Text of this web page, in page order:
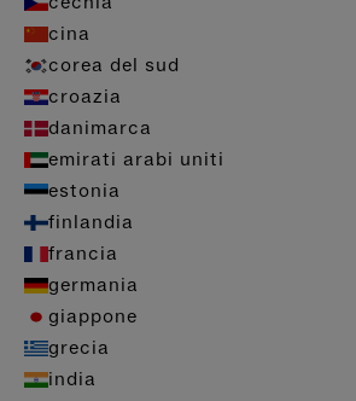
cina
corea del sud
croazia
danimarca
emirati arabi uniti
estonia
finlandia
francia
germania
giappone
grecia
india